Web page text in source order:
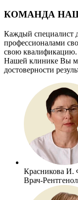
КОМАНДА
Каждый специалист
профессионалами
свою квалификацию.
Нашей клинике Вы
достоверности
Красникова И.
Врач-